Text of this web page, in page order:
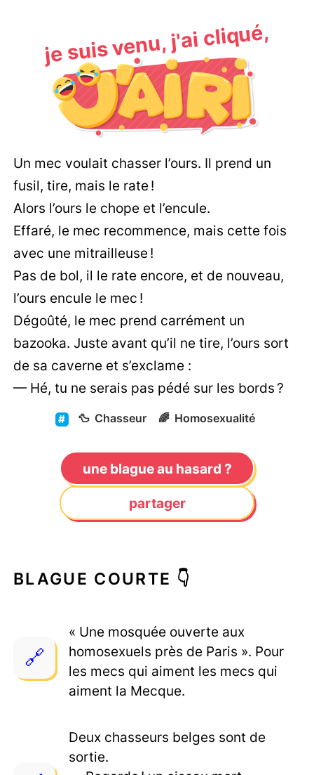
je suis venu, j'ai cliqué,
Un mec voulait chasser l’ours. Il prend un
fusil, tire, mais le rate !
Alors l’ours le chope et l’encule.
Effaré, le mec recommence, mais cette fois
avec une mitrailleuse !
Pas de bol, il le rate encore, et de nouveau,
l’ours encule le mec !
Dégoûté, le mec prend carrément un
bazooka. Juste avant qu’il ne tire, l’ours sort
de sa caverne et s’exclame :
— Hé, tu ne serais pas pédé sur les bords ?
🦆 Chasseur 🌈 Homosexualité
une blague au hasard ?
partager
BLAGUE COURTE 👇
« Une mosquée ouverte aux
homosexuels près de Paris ». Pour
les mecs qui aiment les mecs qui
aiment la Mecque.
Deux chasseurs belges sont de
sortie.